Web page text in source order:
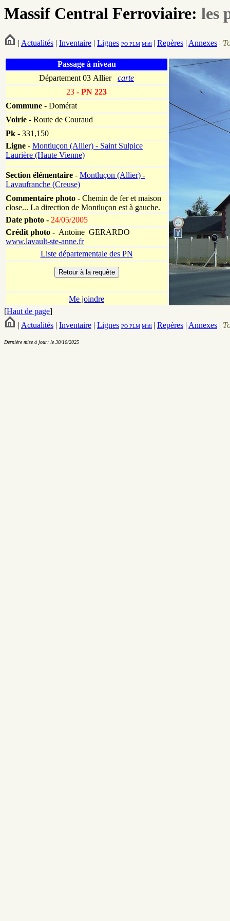
Massif Central Ferroviaire: les
| Actualités | Inventaire | Lignes PO PLM Midi | Repères | Annexes |
Passage à niveau
Département 03 Allier carte
23 - PN 223
Commune - Domérat
Voirie - Route de Couraud
Pk - 331,150
Ligne - Montluçon (Allier) - Saint Sulpice
Laurière (Haute Vienne)
Section élémentaire - Montluçon (Allier) -
Lavaufranche (Creuse)
Commentaire photo - Chemin de fer et maison
close... La direction de Montluçon est à gauche.
Date photo - 24/05/2005
Crédit photo - Antoine GERARDO
www.lavault-ste-anne.fr
Liste départementale des PN
Me joindre
[Haut de page]
| Actualités | Inventaire | Lignes PO PLM Midi | Repères | Annexes |
Dernière mise à jour: le 30/10/2025